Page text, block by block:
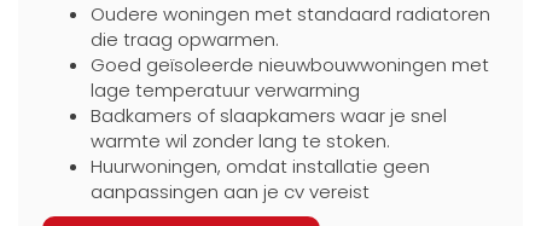
Oudere woningen met standaard radiatoren
die traag opwarmen.
Goed geïsoleerde nieuwbouwwoningen met
lage temperatuur verwarming
Badkamers of slaapkamers waar je snel
warmte wil zonder lang te stoken.
Huurwoningen, omdat installatie geen
aanpassingen aan je cv vereist